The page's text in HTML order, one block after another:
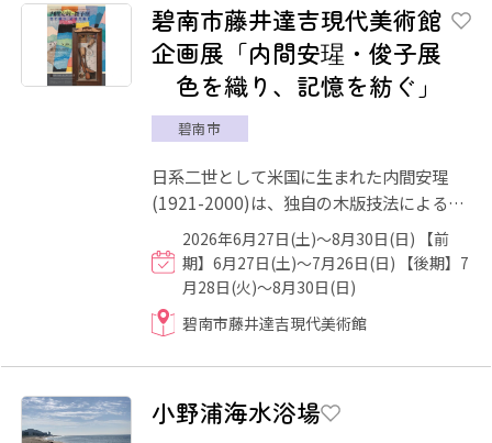
碧南市藤井達吉現代美術館
企画展「内間安瑆・俊子展
色を織り、記憶を紡ぐ」
碧南市
日系二世として米国に生まれた内間安瑆
(1921-2000)は、独自の木版技法による
「Forest Byobu」シリーズにより評価を
高め、1982年に病に倒れるまで旺...
2026年6月27日(土)～8月30日(日) 【前
期】6月27日(土)～7月26日(日) 【後期】7
月28日(火)～8月30日(日)
碧南市藤井達吉現代美術館
小野浦海水浴場